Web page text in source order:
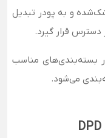
و به پودر تبدیل
بسته‌بندی‌های مناسب
می‌شود.